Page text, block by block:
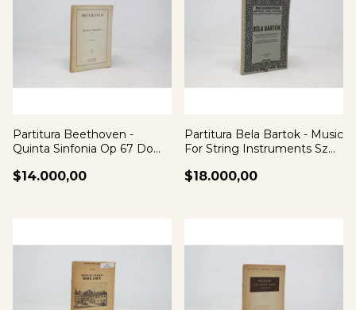
Partitura Beethoven -
Quinta Sinfonia Op 67 Do
$14.000,00
Partitura Bela Bartok - Music
For String Instruments Sz
$18.000,00